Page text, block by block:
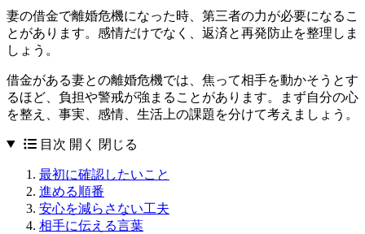
妻の借金で離婚危機になった時、第三者の力が必要になるこ
とがあります。感情だけでなく、返済と再発防止を整理しま
しょう。
借金がある妻との離婚危機では、焦って相手を動かそうとす
るほど、負担や警戒が強まることがあります。まず自分の心
を整え、事実、感情、生活上の課題を分けて考えましょう。
目次 開く 閉じる
最初に確認したいこと
進める順番
安心を減らさない工夫
相手に伝える言葉